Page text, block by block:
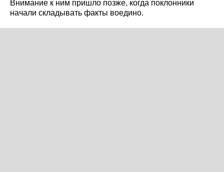
Внимание к ним пришло позже, когда поклонники
начали складывать факты воедино.